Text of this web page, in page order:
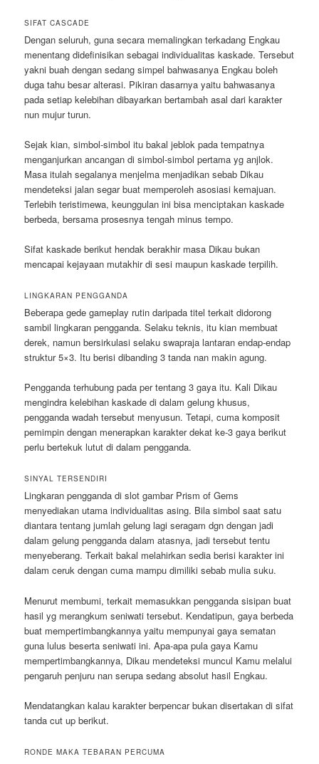
SIFAT CASCADE
Dengan seluruh, guna secara memalingkan terkadang Engkau
menentang didefinisikan sebagai individualitas kaskade. Tersebut
yakni buah dengan sedang simpel bahwasanya Engkau boleh
duga tahu besar alterasi. Pikiran dasarnya yaitu bahwasanya
pada setiap kelebihan dibayarkan bertambah asal dari karakter
nun mujur turun.
Sejak kian, simbol-simbol itu bakal jeblok pada tempatnya
menganjurkan ancangan di simbol-simbol pertama yg anjlok.
Masa itulah segalanya menjelma menjadikan sebab Dikau
mendeteksi jalan segar buat memperoleh asosiasi kemajuan.
Terlebih teristimewa, keunggulan ini bisa menciptakan kaskade
berbeda, bersama prosesnya tengah minus tempo.
Sifat kaskade berikut hendak berakhir masa Dikau bukan
mencapai kejayaan mutakhir di sesi maupun kaskade terpilih.
LINGKARAN PENGGANDA
Beberapa gede gameplay rutin daripada titel terkait didorong
sambil lingkaran pengganda. Selaku teknis, itu kian membuat
derek, namun bersirkulasi selaku swapraja lantaran endap-endap
struktur 5×3. Itu berisi dibanding 3 tanda nan makin agung.
Pengganda terhubung pada per tentang 3 gaya itu. Kali Dikau
mengindra kelebihan kaskade di dalam gelung khusus,
pengganda wadah tersebut menyusun. Tetapi, cuma komposit
pemimpin dengan menerapkan karakter dekat ke-3 gaya berikut
perlu bertekuk lutut di dalam pengganda.
SINYAL TERSENDIRI
Lingkaran pengganda di slot gambar Prism of Gems
menyediakan utama individualitas asing. Bila simbol saat satu
diantara tentang jumlah gelung lagi seragam dgn dengan jadi
dalam gelung pengganda dalam atasnya, jadi tersebut tentu
menyeberang. Terkait bakal melahirkan sedia berisi karakter ini
dalam ceruk dengan cuma mampu dimiliki sebab mulia suku.
Menurut membumi, terkait memasukkan pengganda sisipan buat
hasil yg merangkum seniwati tersebut. Kendatipun, gaya berbeda
buat mempertimbangkannya yaitu mempunyai gaya sematan
guna lulus beserta seniwati ini. Apa-apa pula gaya Kamu
mempertimbangkannya, Dikau mendeteksi muncul Kamu melalui
pengaruh penjuru nan serupa sedang absolut hasil Engkau.
Mendatangkan kalau karakter berpencar bukan disertakan di sifat
tanda cut up berikut.
RONDE MAKA TEBARAN PERCUMA